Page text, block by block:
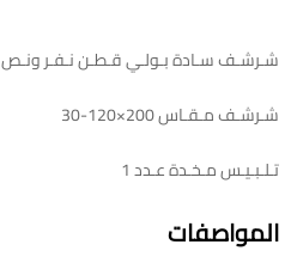
شـرشـف سـادة بـولـي قـطـن نـفـر ونـص 2 قـطـعـة
شـرشـف مـقـاس 200×120-30
تـلـبـيـس مـخـدة عـدد 1
المواصفات